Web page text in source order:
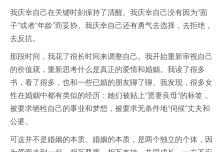
我庆幸自己在关键时刻保持了清醒。我庆幸自己没有因为“面
子”或者“年龄”而妥协。我庆幸自己还有勇气去选择，去拒绝，
去反抗。
那段时间，我花了很长时间来调整自己。我开始重新审视自己
的价值观，重新思考什么是真正的爱情和婚姻。我读了很多
书，看了很多，也和一些已婚的朋友聊了聊。我发现，很多女
性在婚姻中都有类似的经历：她们被贴上“贤妻良母”的标签，
被要求牺牲自己的事业和梦想，被要求无条件地“伺候”丈夫和
公婆。
可这并不是婚姻的本质。婚姻的本质，是两个独立的个体，因